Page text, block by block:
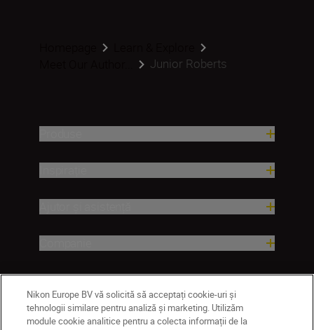
Junior Roberts
Nikon Europe BV vă solicită să acceptați cookie-uri și
tehnologii similare pentru analiză și marketing. Utilizăm
module cookie analitice pentru a colecta informații de la